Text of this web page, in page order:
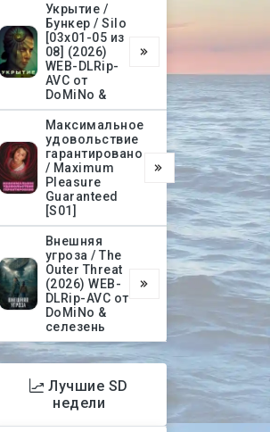
Укрытие /
Бункер / Silo
[03х01-05 из
08] (2026)
WEB-DLRip-
AVC от
DoMiNo &
Максимальное
удовольствие
гарантировано
/ Maximum
Pleasure
Guaranteed
[S01]
Внешняя
угроза / The
Outer Threat
(2026) WEB-
DLRip-AVC от
DoMiNo &
селезень
Лучшие SD
недели